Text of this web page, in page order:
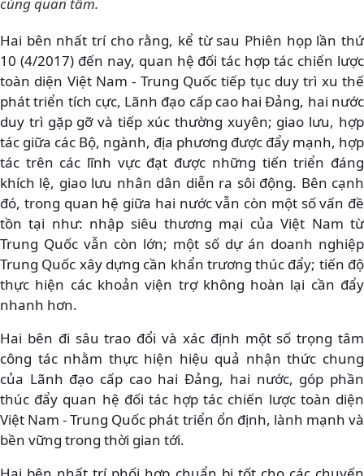
Hai bên nhất trí cho rằng, kể từ sau Phiên họp lần thứ
10 (4/2017) đến nay, quan hệ đối tác hợp tác chiến lược
toàn diện Việt Nam - Trung Quốc tiếp tục duy trì xu thế
phát triển tích cực, Lãnh đạo cấp cao hai Đảng, hai nước
duy trì gặp gỡ và tiếp xúc thường xuyên; giao lưu, hợp
tác giữa các Bộ, ngành, địa phương được đẩy mạnh, hợp
tác trên các lĩnh vực đạt được những tiến triển đáng
khích lệ, giao lưu nhân dân diễn ra sôi động. Bên cạnh
đó, trong quan hệ giữa hai nước vẫn còn một số vấn đề
tồn tại như: nhập siêu thương mại của Việt Nam từ
Trung Quốc vẫn còn lớn; một số dự án doanh nghiệp
Trung Quốc xây dựng cần khẩn trương thúc đẩy; tiến độ
thực hiện các khoản viện trợ không hoàn lại cần đẩy
nhanh hơn.
Hai bên đi sâu trao đổi và xác định một số trọng tâm
công tác nhằm thực hiện hiệu quả nhận thức chung
của Lãnh đạo cấp cao hai Đảng, hai nước, góp phần
thúc đẩy quan hệ đối tác hợp tác chiến lược toàn diện
Việt Nam - Trung Quốc phát triển ổn định, lành mạnh và
bền vững trong thời gian tới.